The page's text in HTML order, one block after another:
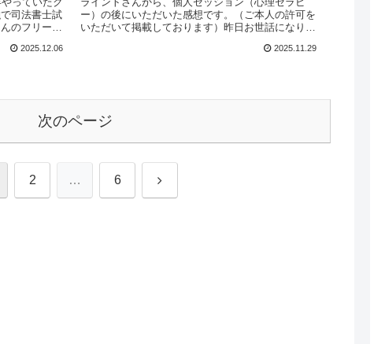
司法書士試
のフリータ
2025.12.06
ー）の後にいただいた感想です。（ご本人の許可を
いただいて掲載しております）昨日お世話になりま
2025.11.29
次のページ
2 … 6 次